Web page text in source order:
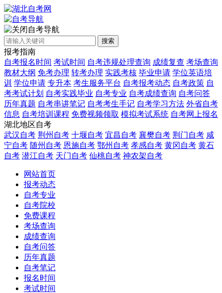
自考导航
搜索
报考指南
自考报名时间 考试时间 自考违规处理查询 成绩复查 考场查询
教材大纲 免考办理 转考办理 实践考核 毕业申请 学位英语培
训 学位申请 专升本 考生服务平台 自考报考动态 自考政策 自
考考试计划 自考实践毕业 自考专业 自考成绩查询 自考问答
历年真题 自考串讲笔记 自考考生手记 自考学习方法 外省自考
信息 自考培训课程 免费视频领取 模拟考试系统 自考网上报名
湖北地区自考
武汉自考 荆州自考 十堰自考 宜昌自考 襄樊自考 荆门自考 咸
宁自考 随州自考 恩施自考 鄂州自考 孝感自考 黄冈自考 黄石
自考 潜江自考 天门自考 仙桃自考 神农架自考
网站首页
报考动态
自考专业
自考院校
免费课程
考场查询
成绩查询
自考问答
历年真题
自考笔记
报名时间
考试时间